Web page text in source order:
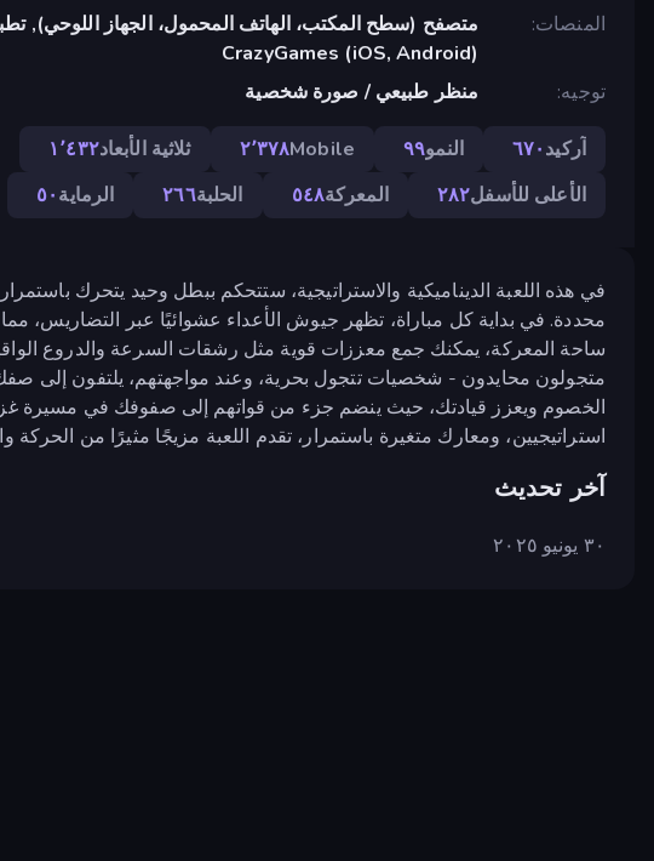
المنصات
متصفح (سطح المكتب، الهاتف المحمول، الجهاز اللوحي),
CrazyGames (iOS, Android)
توجيه
منظر طبيعي / صورة شخصية
آركيد٦٧٠ النمو٩٩ Mobile٢٬٣٧٨ ثلاثية الأبعاد١٬٤٣٢
الأعلى للأسفل٢٨٢ المعركة٥٤٨ الحلبة٢٦٦ الرماية٥٠
في هذه اللعبة الديناميكية والاستراتيجية، ستتحكم ببطل وحيد يتحرك
محددة. في بداية كل مباراة، تظهر جيوش الأعداء عشوائيًا عبر التضاريس، مما
ساحة المعركة، يمكنك جمع معززات قوية مثل رشقات السرعة والدروع
متجولون محايدون - شخصيات تتجول بحرية، وعند مواجهتهم، يلتفون إلى
الخصوم ويعزز قيادتك، حيث ينضم جزء من قواتهم إلى صفوفك في مسيرة
استراتيجيين، ومعارك متغيرة باستمرار، تقدم اللعبة مزيجًا مثيرًا من
آخر تحديث
٣٠ يونيو ٢٠٢٥